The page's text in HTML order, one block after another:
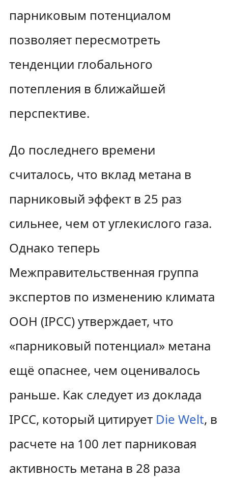
парниковым потенциалом
позволяет пересмотреть
тенденции глобального
потепления в ближайшей
перспективе.
До последнего времени
считалось, что вклад метана в
парниковый эффект в 25 раз
сильнее, чем от углекислого газа.
Однако теперь
Межправительственная группа
экспертов по изменению климата
ООН (IPCC) утверждает, что
«парниковый потенциал» метана
ещё опаснее, чем оценивалось
раньше. Как следует из доклада
IPCC, который цитирует Die Welt, в
расчете на 100 лет парниковая
активность метана в 28 раза